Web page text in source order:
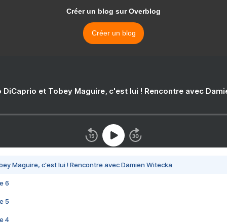
Créer un blog sur Overblog
Créer un blog
DiCaprio et Tobey Maguire, c'est lui ! Rencontre avec
Maguire, c'est lui ! Rencontre avec Damien Witecka
6
5
4